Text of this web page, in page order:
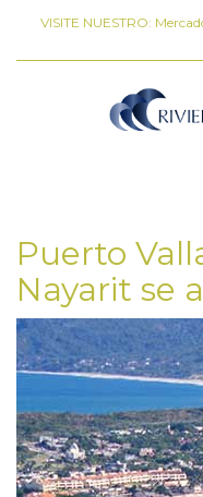
VISITE NUESTRO:
Puerto
Nayarit se